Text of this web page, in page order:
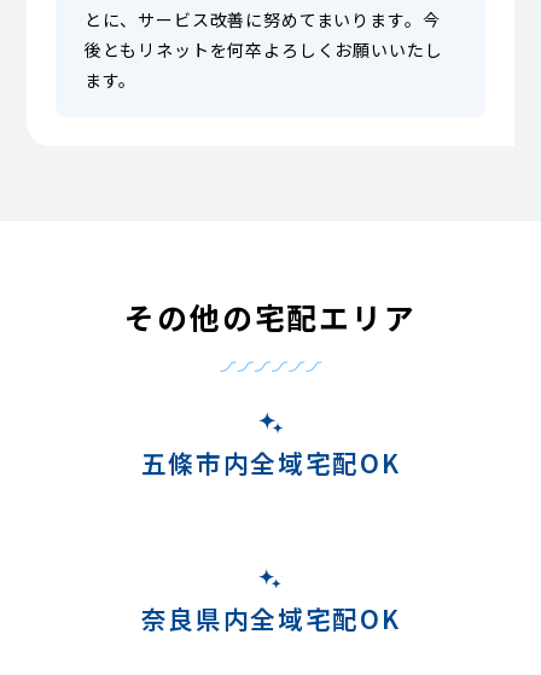
とに、サービス改善に努めてまいります。今
後ともリネットを何卒よろしくお願いいたし
ます。
その他の宅配エリア
五條市内全域宅配OK
奈良県内全域宅配OK